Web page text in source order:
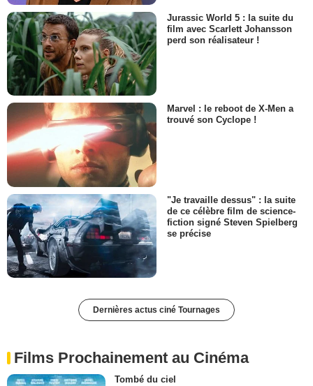
Jurassic World 5 : la suite du
film avec Scarlett Johansson
perd son réalisateur !
Marvel : le reboot de X-Men a
trouvé son Cyclope !
"Je travaille dessus" : la suite
de ce célèbre film de science-
fiction signé Steven Spielberg
se précise
Dernières actus ciné Tournages
Films Prochainement au Cinéma
Tombé du ciel